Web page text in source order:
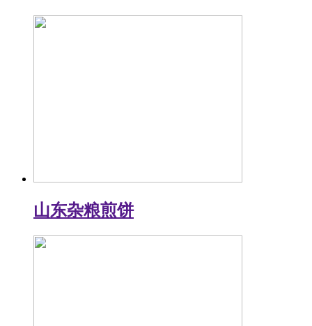
山东杂粮煎饼